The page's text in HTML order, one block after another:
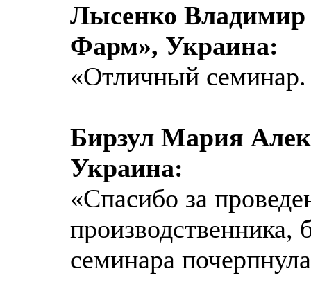
Лысенко
Фарм», Украина:
«Отличный
Бирзул Мария
Украина:
«Спасибо за
производственника,
семинара